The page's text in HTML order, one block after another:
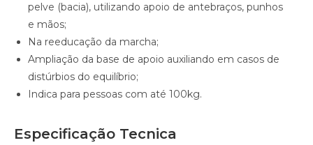
pelve (bacia), utilizando apoio de antebraços, punhos
e mãos;
Na reeducação da marcha;
Ampliação da base de apoio auxiliando em casos de
distúrbios do equilíbrio;
Indica para pessoas com até 100kg.
Especificação Tecnica